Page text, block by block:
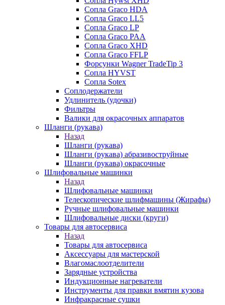
Сопла Graco HDA
Сопла Graco LL5
Сопла Graco LP
Сопла Graco PAA
Сопла Graco XHD
Сопла Graco FFLP
Форсунки Wagner TradeTip 3
Сопла HYVST
Сопла Sotex
Соплодержатели
Удлинитель (удочки)
Фильтры
Валики для окрасочных аппаратов
Шланги (рукава)
Назад
Шланги (рукава)
Шланги (рукава) абразивоструйные
Шланги (рукава) окрасочные
Шлифовальные машинки
Назад
Шлифовальные машинки
Телескопические шлифмашины (Жирафы)
Ручные шлифовальные машинки
Шлифовальные диски (круги)
Товары для автосервиса
Назад
Товары для автосервиса
Аксессуары для мастерской
Влагомаслоотделители
Зарядные устройства
Индукционные нагреватели
Инструменты для правки вмятин кузова
Инфракрасные сушки